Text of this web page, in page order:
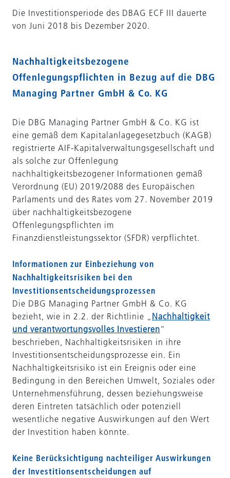
Die Investitionsperiode des DBAG ECF III dauerte
von Juni 2018 bis Dezember 2020.
Nachhaltigkeitsbezogene
Offenlegungspflichten in Bezug auf die DBG
Managing Partner GmbH & Co. KG
Die DBG Managing Partner GmbH & Co. KG ist
eine gemäß dem Kapitalanlagegesetzbuch (KAGB)
registrierte AIF-Kapitalverwaltungsgesellschaft und
als solche zur Offenlegung
nachhaltigkeitsbezogener Informationen gemäß
Verordnung (EU) 2019/2088 des Europäischen
Parlaments und des Rates vom 27. November 2019
über nachhaltigkeitsbezogene
Offenlegungspflichten im
Finanzdienstleistungssektor (SFDR) verpflichtet.
Informationen zur Einbeziehung von
Nachhaltigkeitsrisiken bei den
Investitionsentscheidungsprozessen
Die DBG Managing Partner GmbH & Co. KG
bezieht, wie in 2.2. der Richtlinie „ Nachhaltigkeit
und verantwortungsvolles Investieren“
beschrieben, Nachhaltigkeitsrisiken in ihre
Investitionsentscheidungsprozesse ein. Ein
Nachhaltigkeitsrisiko ist ein Ereignis oder eine
Bedingung in den Bereichen Umwelt, Soziales oder
Unternehmensführung, dessen beziehungsweise
deren Eintreten tatsächlich oder potenziell
wesentliche negative Auswirkungen auf den Wert
der Investition haben könnte.
Keine Berücksichtigung nachteiliger Auswirkungen
der Investitionsentscheidungen auf